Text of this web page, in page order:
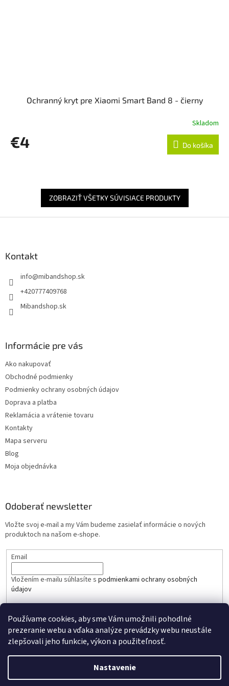
Používame cookies, aby sme Vám umožnili pohodlné
prezeranie webu a vďaka analýze prevádzky webu neustále
zlepšovali jeho funkcie, výkon a použiteľnosť.
Nastavenie
Ochranný kryt pre Xiaomi Smart Band 8 - čierny
Skladom
€4 Do košíka
ZOBRAZIŤ VŠETKY SÚVISIACE PRODUKTY
Kontakt
info@mibandshop.sk
+420777409768
Mibandshop.sk
Informácie pre vás
Ako nakupovať
Obchodné podmienky
Podmienky ochrany osobných údajov
Doprava a platba
Reklamácia a vrátenie tovaru
Kontakty
Mapa serveru
Blog
Moja objednávka
Odoberať newsletter
Vložte svoj e-mail a my Vám budeme zasielať informácie o nových
produktoch na našom e-shope.
Email
Vložením e-mailu súhlasíte s podmienkami ochrany osobných
údajov
Vytvoril Shoptet